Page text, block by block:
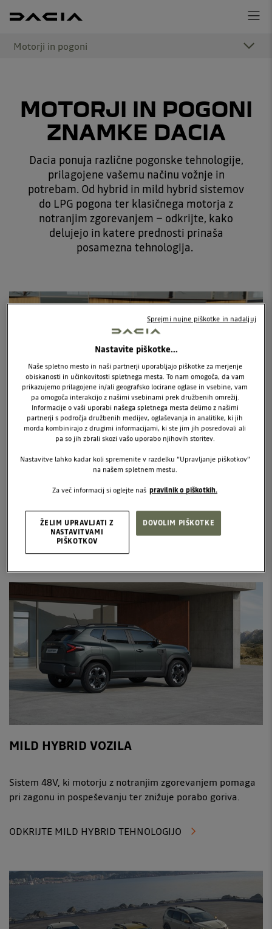
Motorji in pogoni
MOTORJI IN POGONI
ZNAMKE DACIA
Dacia ponuja različne pogonske tehnologije,
prilagojene vašemu načinu vožnje in
potrebam. Od hybrid in mild hybrid sistemov
do LPG pogona ter klasičnega motorja z
notranjim zgorevanjem – odkrijte, kako
delujejo in katere prednosti prinaša
posamezna tehnologija.
HYBRID TEHNOLOGIJA
Kombinacija bencinskega in električnega motorja za
na polnilnik.
ODKRIJTE HYBRID TEHNOLOGIJO
MILD HYBRID VOZILA
Sistem 48V, ki motorju z notranjim zgorevanjem pomaga
pri zagonu in pospeševanju ter znižuje porabo goriva.
ODKRIJTE MILD HYBRID TEHNOLOGIJO
Nastavite piškotke...
Naše spletno mesto in naši partnerji uporabljajo piškotke za merjenje
obiskanosti in učinkovitosti spletnega mesta. To nam omogoča, da vam
prikazujemo prilagojene in/ali geografsko locirane oglase in vsebine, vam
pa omogoča interakcijo z našimi vsebinami prek družbenih omrežij.
Informacije o vaši uporabi našega spletnega mesta delimo z našimi
partnerji s področja družbenih medijev, oglaševanja in analitike, ki jih
morda kombinirajo z drugimi informacijami, ki ste jim jih posredovali ali
pa so jih zbrali skozi vašo uporabo njihovih storitev.
Nastavitve lahko kadar koli spremenite v razdelku “Upravljanje piškotkov”
na našem spletnem mestu.
Za več informacij si oglejte naš pravilnik o piškotkih.
DOVOLIM PIŠKOTKE
ŽELIM UPRAVLJATI Z
NASTAVITVAMI
PIŠKOTKOV
Sprejmi nujne piškotke in nadaljuj